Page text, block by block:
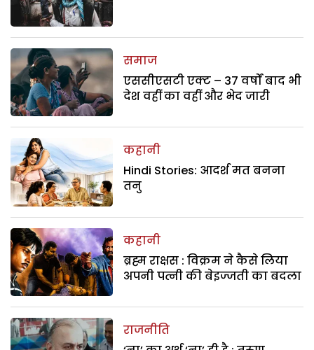
समाज
एससीएसटी एक्ट – 37 वर्षों बाद भी
देश वहीं का वहीं और भेद जारी
कहानी
Hindi Stories: आदर्श मत बनना
तनु
कहानी
ब्रह्म राक्षस : विक्रम ने कैसे लिया
अपनी पत्नी की बेइज्जती का बदला
राजनीति